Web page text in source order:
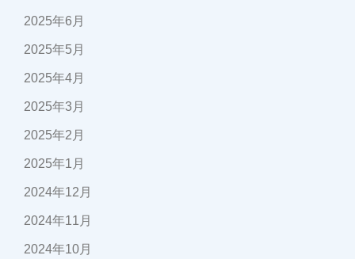
2025年6月
2025年5月
2025年4月
2025年3月
2025年2月
2025年1月
2024年12月
2024年11月
2024年10月